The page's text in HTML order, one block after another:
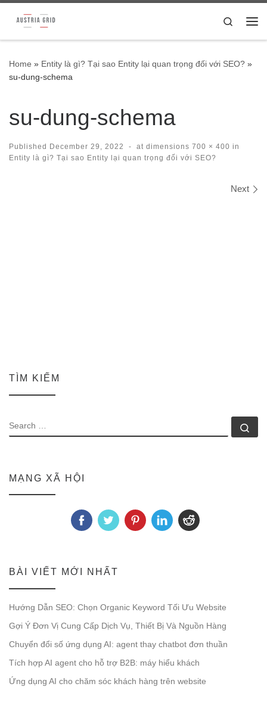
Skip to content
Search
Home » Entity là gì? Tại sao Entity lại quan trọng đối với SEO? »
su-dung-schema
su-dung-schema
Published December 29, 2022 - at dimensions 700 × 400 in
Entity là gì? Tại sao Entity lại quan trọng đối với SEO?
Next
TÌM KIẾM
SEARCH
MẠNG XÃ HỘI
BÀI VIẾT MỚI NHẤT
Hướng Dẫn SEO: Chọn Organic Keyword Tối Ưu Website
Gợi Ý Đơn Vị Cung Cấp Dịch Vụ, Thiết Bị Và Nguồn Hàng
Chuyển đổi số ứng dụng AI: agent thay chatbot đơn thuần
Tích hợp AI agent cho hỗ trợ B2B: máy hiểu khách
Ứng dụng AI cho chăm sóc khách hàng trên website